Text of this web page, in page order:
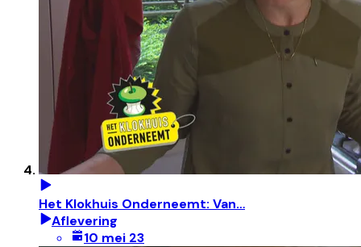
Het Klokhuis Onderneemt: Van…
Aflevering
10 mei 23